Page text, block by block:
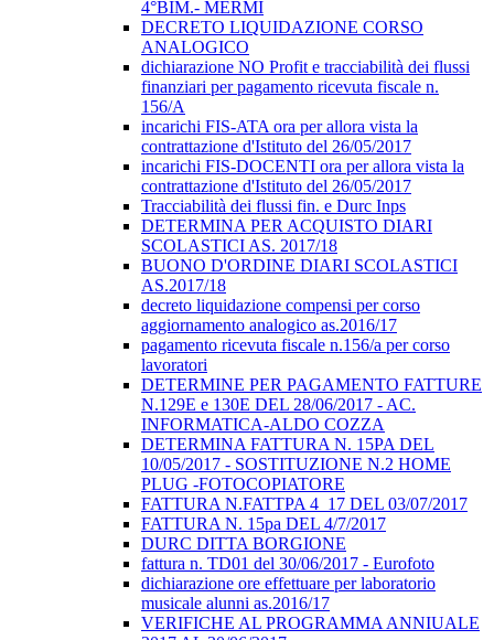
4°BIM.- MERMI
DECRETO LIQUIDAZIONE CORSO
ANALOGICO
dichiarazione NO Profit e tracciabilità dei flussi
finanziari per pagamento ricevuta fiscale n.
156/A
incarichi FIS-ATA ora per allora vista la
contrattazione d'Istituto del 26/05/2017
incarichi FIS-DOCENTI ora per allora vista la
contrattazione d'Istituto del 26/05/2017
Tracciabilità dei flussi fin. e Durc Inps
DETERMINA PER ACQUISTO DIARI
SCOLASTICI AS. 2017/18
BUONO D'ORDINE DIARI SCOLASTICI
AS.2017/18
decreto liquidazione compensi per corso
aggiornamento analogico as.2016/17
pagamento ricevuta fiscale n.156/a per corso
lavoratori
DETERMINE PER PAGAMENTO FATTURE
N.129E e 130E DEL 28/06/2017 - AC.
INFORMATICA-ALDO COZZA
DETERMINA FATTURA N. 15PA DEL
10/05/2017 - SOSTITUZIONE N.2 HOME
PLUG -FOTOCOPIATORE
FATTURA N.FATTPA 4_17 DEL 03/07/2017
FATTURA N. 15pa DEL 4/7/2017
DURC DITTA BORGIONE
fattura n. TD01 del 30/06/2017 - Eurofoto
dichiarazione ore effettuare per laboratorio
musicale alunni as.2016/17
VERIFICHE AL PROGRAMMA ANNIUALE